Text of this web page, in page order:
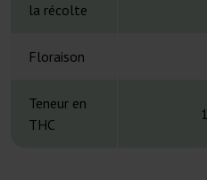
la récolte
Floraison
Teneur en
THC